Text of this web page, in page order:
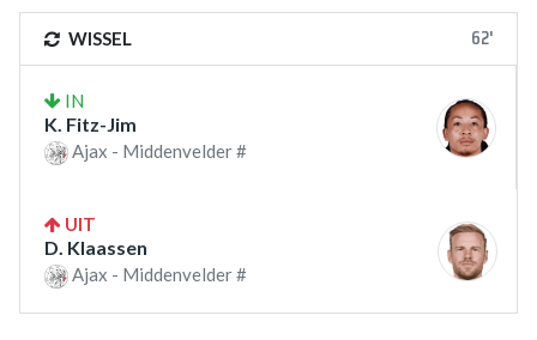
WISSEL 62'
IN
K. Fitz-Jim
Ajax - Middenvelder #
UIT
D. Klaassen
Ajax - Middenvelder #